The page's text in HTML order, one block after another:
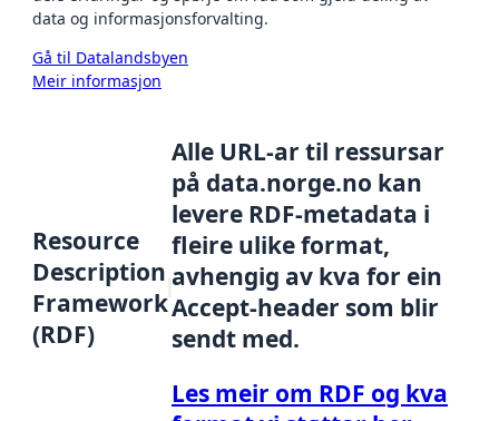
data og informasjonsforvalting.
Gå til Datalandsbyen
Meir informasjon
Resource
Description
Framework
(RDF)
Alle URL-ar til ressursar
på data.norge.no kan
levere RDF-metadata i
fleire ulike format,
avhengig av kva for ein
Accept-header som blir
sendt med.
Les meir om RDF og kva